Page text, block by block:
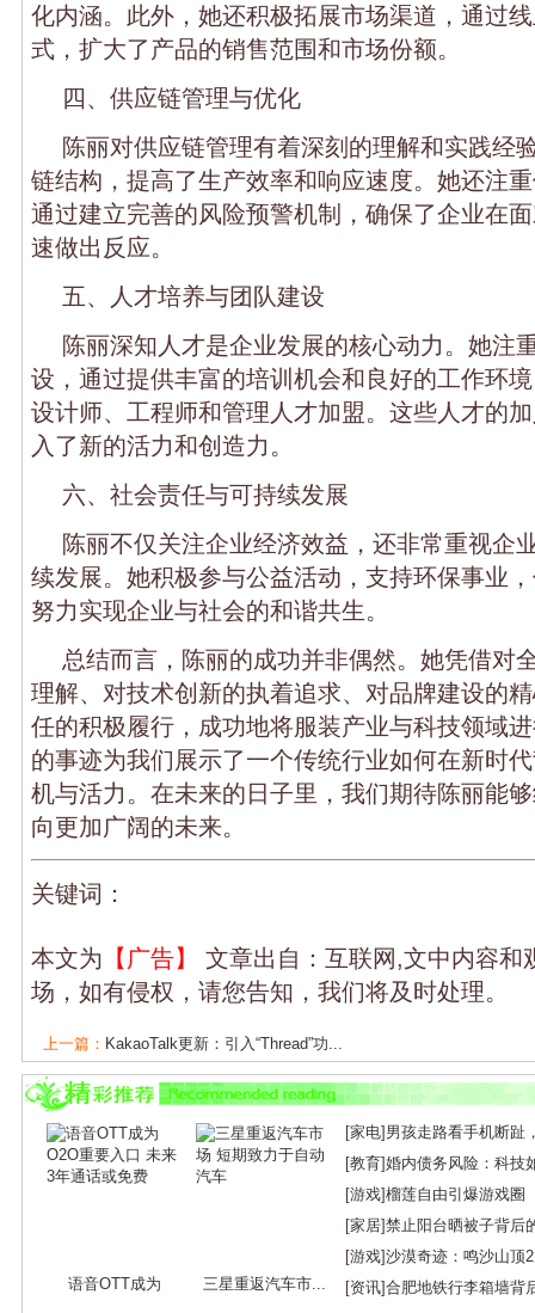
化内涵。此外，她还积极拓展市场渠道，通过
式，扩大了产品的销售范围和市场份额。
四、供应链管理与优化
陈丽对供应链管理有着深刻的理解和实践经
链结构，提高了生产效率和响应速度。她还注
通过建立完善的风险预警机制，确保了企业在
速做出反应。
五、人才培养与团队建设
陈丽深知人才是企业发展的核心动力。她注
设，通过提供丰富的培训机会和良好的工作环
设计师、工程师和管理人才加盟。这些人才的
入了新的活力和创造力。
六、社会责任与可持续发展
陈丽不仅关注企业经济效益，还非常重视企
续发展。她积极参与公益活动，支持环保事业
努力实现企业与社会的和谐共生。
总结而言，陈丽的成功并非偶然。她凭借对
理解、对技术创新的执着追求、对品牌建设的
任的积极履行，成功地将服装产业与科技领域
的事迹为我们展示了一个传统行业如何在新时
机与活力。在未来的日子里，我们期待陈丽能
向更加广阔的未来。
关键词：
本文为 【广告】
文章出自：互联网,文中内容和
场，如有侵权，请您告知，我们将及时处理。
上一篇： KakaoTalk更新：引入“Thread”功...
下一篇：库犸机器人：3.0时代下的智能革新...
语音OTT成为
三星重返汽车市...
[家电] 男孩走路看手机断趾
[教育]婚内债务风险：科技
[游戏]榴莲自由引爆游戏圈
[家居]禁止阳台晒被子背后
[游戏]沙漠奇迹：鸣沙山顶
[资讯]合肥地铁行李箱墙背